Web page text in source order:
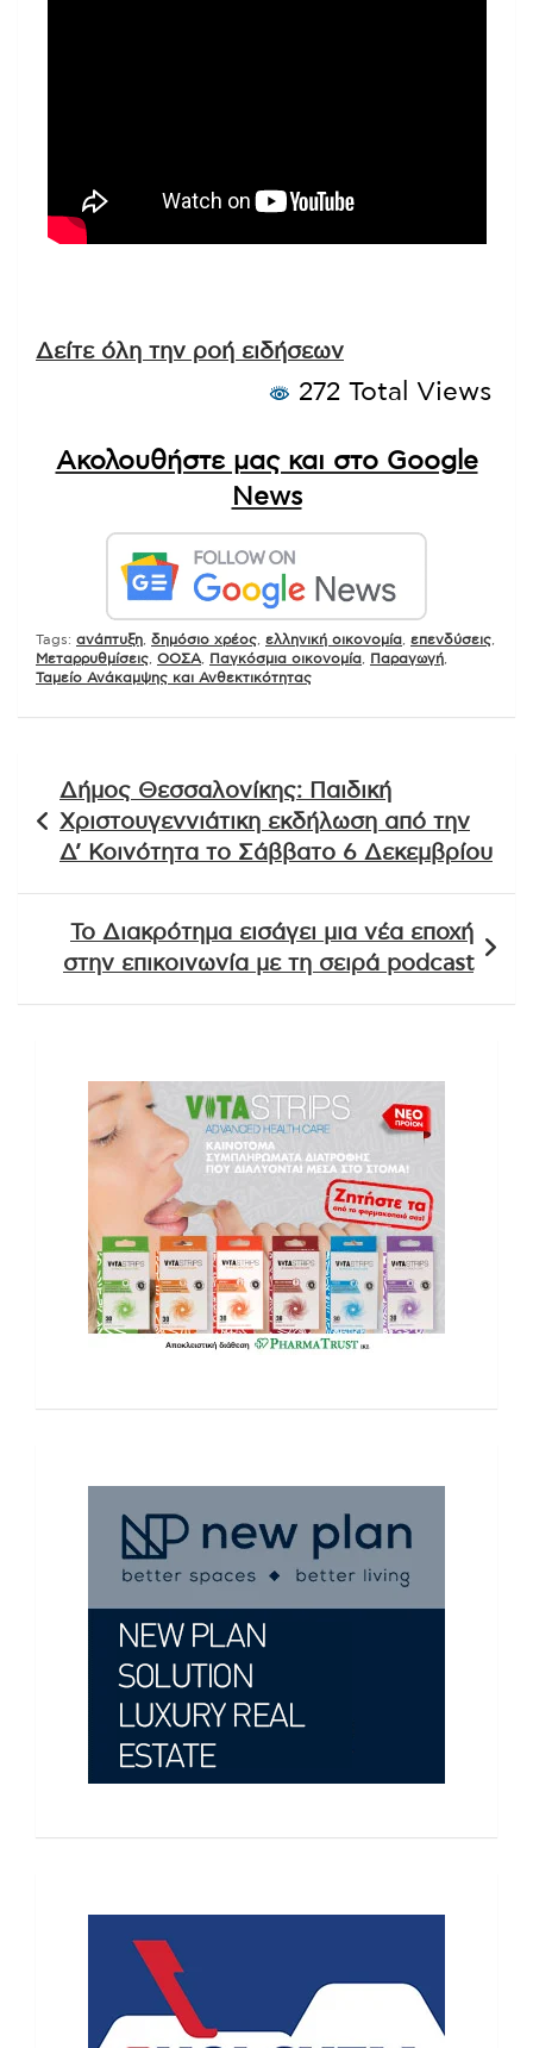
Δείτε όλη την ροή ειδήσεων
272 Total Views
Ακολουθήστε μας και στο Google
News
Tags: ανάπτυξη δημόσιο χρέος ελληνική οικονομία επενδύσεις
Μεταρρυθμίσεις ΟΟΣΑ Παγκόσμια οικονομία Παραγωγή
Ταμείο Ανάκαμψης και Ανθεκτικότητας
άρθρων
Δήμος Θεσσαλονίκης: Παιδική
Χριστουγεννιάτικη εκδήλωση από την
Δ’ Κοινότητα το Σάββατο 6 Δεκεμβρίου
Το Διακρότημα εισάγει μια νέα εποχή
στην επικοινωνία με τη σειρά podcast